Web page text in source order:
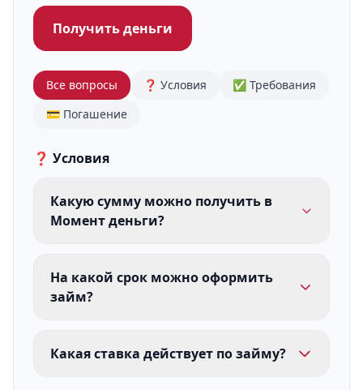
Получить деньги
Все вопросы ❓ Условия
✅ Требования
💳 Погашение
❓ Условия
Какую сумму можно получить в
Момент деньги?
На какой срок можно оформить
займ?
Какая ставка действует по займу?